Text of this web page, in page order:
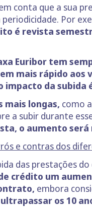
conta que a sua
periodicidade. Por
é revista
Euribor tem
mais rápido aos
impacto da subida
mais longas, como
a subir durante
o aumento será
e contras dos
das prestações
crédito um
embora
os 10